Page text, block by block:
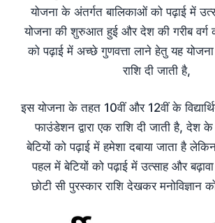
योजना के अंतर्गत बालिकाओं को पढ़ाई में
योजना की शुरुआत हुई और देश की गरीब वर्ग
को पढ़ाई में अच्छे गुणवत्ता लाने हेतु यह
राशि दी जाती है,
इस योजना के तहत 10वीं और 12वीं के
फाउंडेशन द्वारा एक राशि दी जाती है, देश
बेटियों को पढ़ाई में हमेशा दबाया जाता है
पहल में बेटियों को पढ़ाई में उत्साह और
छोटी सी पुरस्कार राशि देखकर मनोविज्ञान